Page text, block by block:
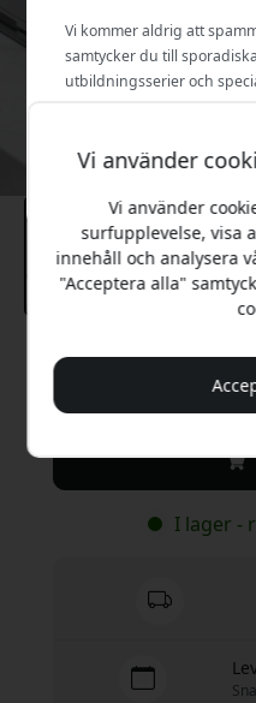
I lager -
Vi använder
Vi använder
surfupplevelse, visa
innehåll och analysera
"Acceptera alla"
Vi kommer aldrig att
samtycker du till
utbildningsserier och